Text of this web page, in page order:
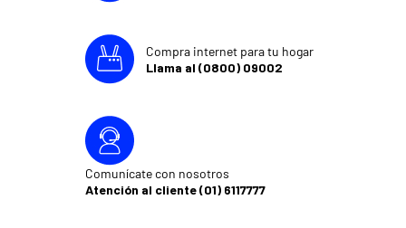
Compra internet para tu hogar
Llama al (0800) 09002
Comunícate con nosotros
Atención al cliente (01) 6117777